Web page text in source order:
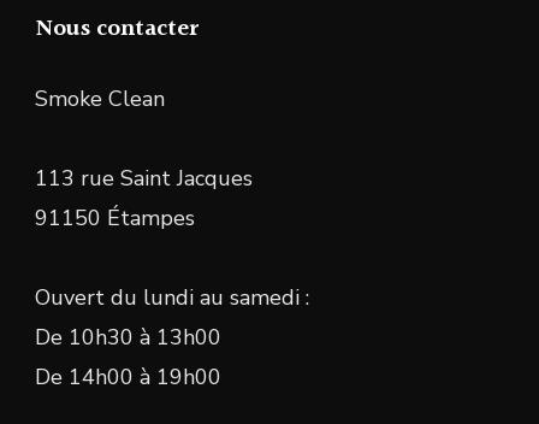
Nous contacter
Smoke Clean
113 rue Saint Jacques
91150 Étampes
Ouvert du lundi au samedi :
De 10h30 à 13h00
De 14h00 à 19h00